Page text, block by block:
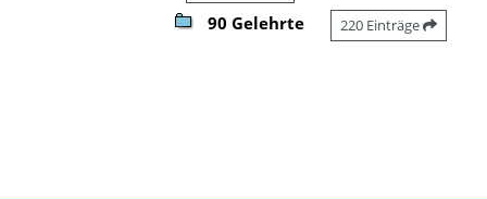
90 Gelehrte 220 Einträge